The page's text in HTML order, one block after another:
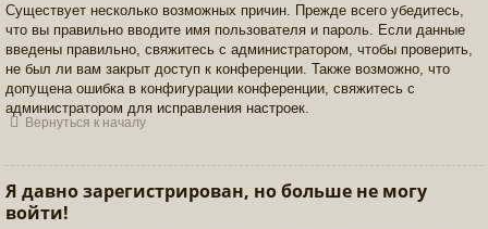
Существует несколько возможных причин. Прежде всего убедитесь,
что вы правильно вводите имя пользователя и пароль. Если данные
введены правильно, свяжитесь с администратором, чтобы проверить,
не был ли вам закрыт доступ к конференции. Также возможно, что
допущена ошибка в конфигурации конференции, свяжитесь с
администратором для исправления настроек.
Вернуться к началу
Я давно зарегистрирован, но больше не могу
войти!